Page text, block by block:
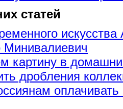
статей
искусства
картину в
дробления